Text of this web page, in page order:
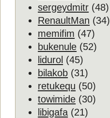
sergeydmitr (48)
RenaultMan (34)
memifim (47)
bukenule (52)
lidurol (45)
bilakob (31)
retukequ (50)
towimide (30)
libigafa (21)